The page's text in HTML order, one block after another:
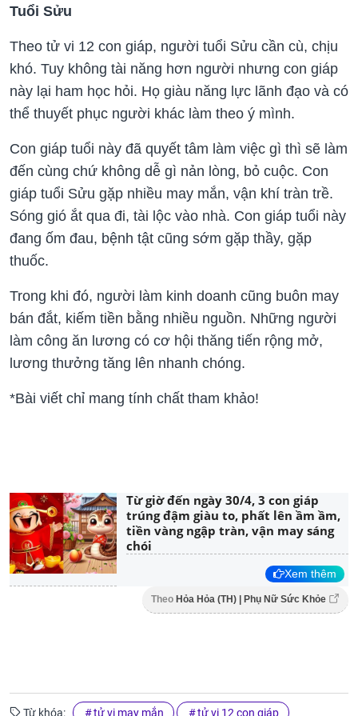
Tuổi Sửu
Theo tử vi 12 con giáp, người tuổi Sửu cần cù, chịu
khó. Tuy không tài năng hơn người nhưng con giáp
này lại ham học hỏi. Họ giàu năng lực lãnh đạo và có
thể thuyết phục người khác làm theo ý mình.
Con giáp tuổi này đã quyết tâm làm việc gì thì sẽ làm
đến cùng chứ không dễ gì nản lòng, bỏ cuộc. Con
giáp tuổi Sửu gặp nhiều may mắn, vận khí tràn trề.
Sóng gió ắt qua đi, tài lộc vào nhà. Con giáp tuổi này
đang ốm đau, bệnh tật cũng sớm gặp thầy, gặp
thuốc.
Trong khi đó, người làm kinh doanh cũng buôn may
bán đắt, kiếm tiền bằng nhiều nguồn. Những người
làm công ăn lương có cơ hội thăng tiến rộng mở,
lương thưởng tăng lên nhanh chóng.
*Bài viết chỉ mang tính chất tham khảo!
Từ giờ đến ngày 30/4, 3 con giáp
trúng đậm giàu to, phất lên ầm ầm,
tiền vàng ngập tràn, vận may sáng
chói
Xem thêm
Theo Hỏa Hỏa (TH) | Phụ Nữ Sức Khỏe
Từ khóa: tử vi may mắn tử vi 12 con giáp